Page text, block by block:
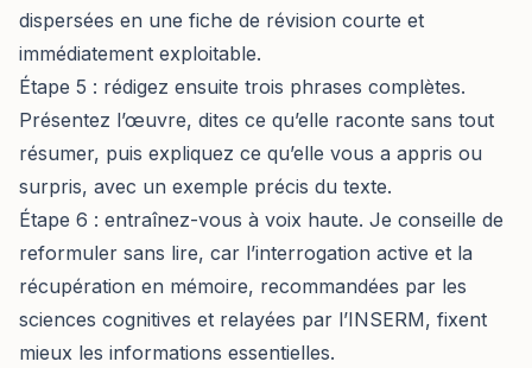
dispersées en une fiche de révision courte et
immédiatement exploitable.
Étape 5 : rédigez ensuite trois phrases complètes.
Présentez l’œuvre, dites ce qu’elle raconte sans tout
résumer, puis expliquez ce qu’elle vous a appris ou
surpris, avec un exemple précis du texte.
Étape 6 : entraînez-vous à voix haute. Je conseille de
reformuler sans lire, car l’interrogation active et la
récupération en mémoire, recommandées par les
sciences cognitives et relayées par l’INSERM, fixent
mieux les informations essentielles.